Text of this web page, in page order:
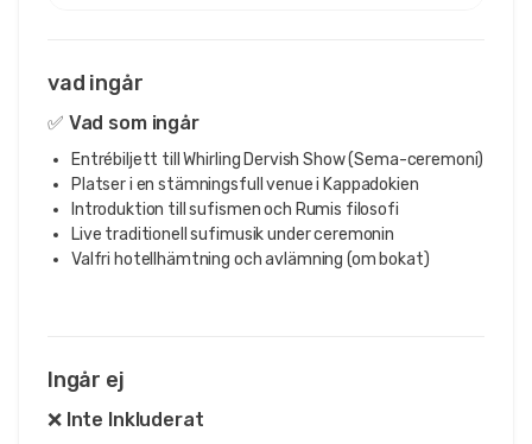
vad ingår
✅ Vad som ingår
Entrébiljett till Whirling Dervish Show (Sema-ceremoni)
Platser i en stämningsfull venue i Kappadokien
Introduktion till sufismen och Rumis filosofi
Live traditionell sufimusik under ceremonin
Valfri hotellhämtning och avlämning (om bokat)
Ingår ej
❌ Inte Inkluderat